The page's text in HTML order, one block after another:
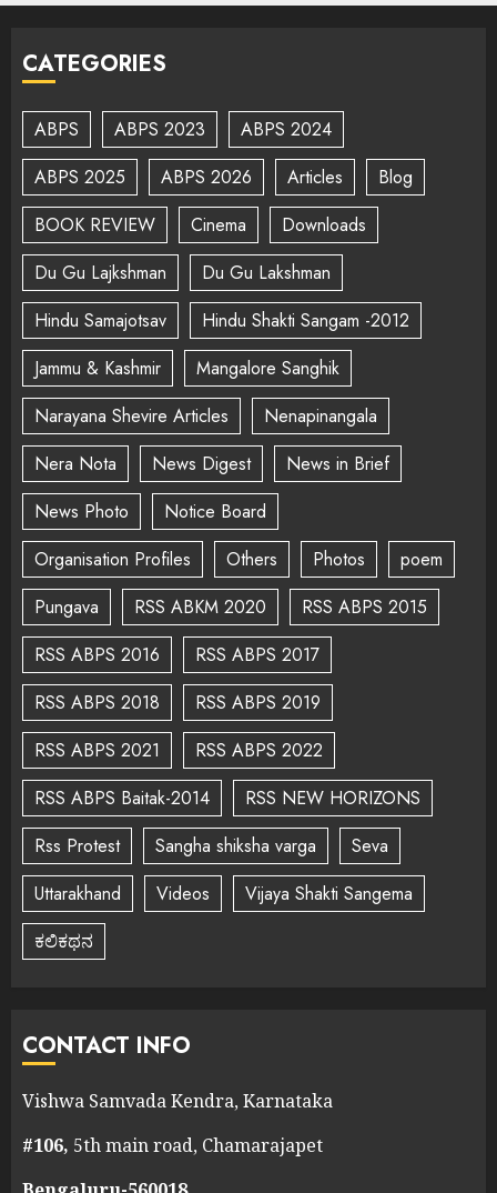
CATEGORIES
ABPS ABPS 2023
ABPS 2024
ABPS 2025
ABPS 2026 Articles
Blog
BOOK REVIEW
Cinema
Downloads
Du Gu Lajkshman
Du Gu Lakshman
Hindu Samajotsav
Hindu Shakti Sangam -2012
Jammu & Kashmir
Mangalore Sanghik
Narayana Shevire Articles
Nenapinangala
Nera Nota
News Digest
News in Brief
News Photo
Notice Board
Organisation Profiles
Others Photos
poem
Pungava
RSS ABKM 2020
RSS ABPS 2015
RSS ABPS 2016
RSS ABPS 2017
RSS ABPS 2018
RSS ABPS 2019
RSS ABPS 2021
RSS ABPS 2022
RSS ABPS Baitak-2014
RSS NEW HORIZONS
Rss Protest
Sangha shiksha varga
Seva
Uttarakhand
Videos
Vijaya Shakti Sangema
ಕಲಿಕಥನ
CONTACT INFO
Vishwa Samvada Kendra, Karnataka
#106, 5th main road, Chamarajapet